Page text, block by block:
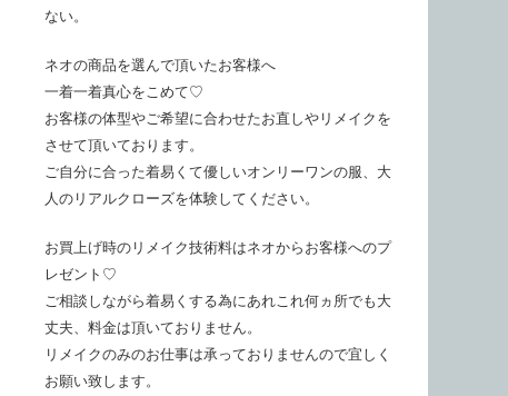
ない。
ネオの商品を選んで頂いたお客様へ
一着一着真心をこめて♡
お客様の体型やご希望に合わせたお直しやリメイクを
させて頂いております。
ご自分に合った着易くて優しいオンリーワンの服、大
人のリアルクローズを体験してください。
お買上げ時のリメイク技術料はネオからお客様へのプ
レゼント♡
ご相談しながら着易くする為にあれこれ何ヵ所でも大
丈夫、料金は頂いておりません。
リメイクのみのお仕事は承っておりませんので宜しく
お願い致します。